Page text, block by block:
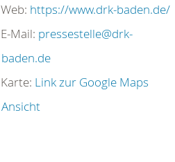
Web: https://www.drk-baden.de/
E-Mail: pressestelle@drk-
baden.de
Karte: Link zur Google Maps
Ansicht